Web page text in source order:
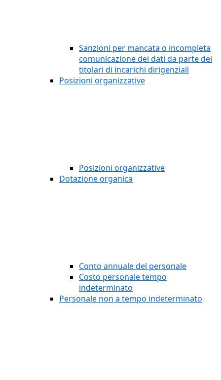
Sanzioni per mancata o incompleta
comunicazione dei dati da parte dei
titolari di incarichi dirigenziali
Posizioni organizzative
Posizioni organizzative
Dotazione organica
Conto annuale del personale
Costo personale tempo
indeterminato
Personale non a tempo indeterminato